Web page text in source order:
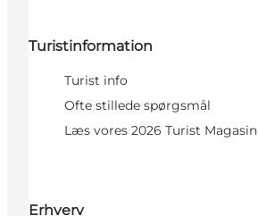
Turistinformation
Turist info
Ofte stillede spørgsmål
Læs vores 2026 Turist Magasin
Erhverv